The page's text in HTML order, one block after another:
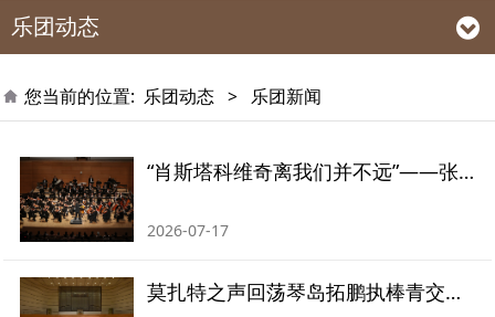
乐团动态
您当前的位置: 乐团动态 > 乐团新闻
“肖斯塔科维奇离我们并不远”——张国勇执棒青交专场 郭翔回乡献演
2026-07-17
莫扎特之声回荡琴岛拓鹏执棒青交奏响百年经典